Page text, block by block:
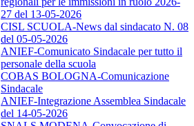
27 del 13-05-2026
CISL SCUOLA-News dal sindacato N. 08
del 05-05-2026
ANIEF-Comunicato Sindacale per tutto il
personale della scuola
COBAS BOLOGNA-Comunicazione
Sindacale
ANIEF-Integrazione Assemblea Sindacale
del 14-05-2026